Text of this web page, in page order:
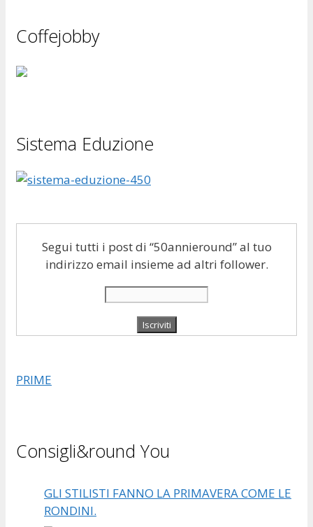
Coffejobby
Sistema Eduzione
Segui tutti i post di “50annieround” al tuo
indirizzo email insieme ad altri follower.
PRIME
Consigli&round You
GLI STILISTI FANNO LA PRIMAVERA COME LE
RONDINI.